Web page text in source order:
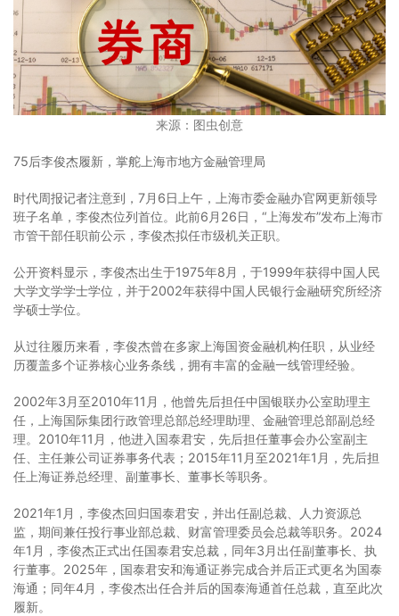
来源：图虫创意
75后李俊杰履新，掌舵上海市地方金融管理局
时代周报记者注意到，7月6日上午，上海市委金融办官网更新领导
班子名单，李俊杰位列首位。此前6月26日，“上海发布”发布上海市
市管干部任职前公示，李俊杰拟任市级机关正职。
公开资料显示，李俊杰出生于1975年8月，于1999年获得中国人民
大学文学学士学位，并于2002年获得中国人民银行金融研究所经济
学硕士学位。
从过往履历来看，李俊杰曾在多家上海国资金融机构任职，从业经
历覆盖多个证券核心业务条线，拥有丰富的金融一线管理经验。
2002年3月至2010年11月，他曾先后担任中国银联办公室助理主
任，上海国际集团行政管理总部总经理助理、金融管理总部副总经
理。2010年11月，他进入国泰君安，先后担任董事会办公室副主
任、主任兼公司证券事务代表；2015年11月至2021年1月，先后担
任上海证券总经理、副董事长、董事长等职务。
2021年1月，李俊杰回归国泰君安，并出任副总裁、人力资源总
监，期间兼任投行事业部总裁、财富管理委员会总裁等职务。2024
年1月，李俊杰正式出任国泰君安总裁，同年3月出任副董事长、执
行董事。2025年，国泰君安和海通证券完成合并后正式更名为国泰
海通；同年4月，李俊杰出任合并后的国泰海通首任总裁，直至此次
履新。